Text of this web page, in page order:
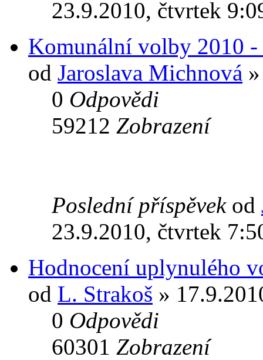
23.9.2010, čtvrtek
Komunální volby 2010 -
od Jaroslava Michnová
0 Odpovědi
59212 Zobrazení
Poslední příspěvek od
23.9.2010, čtvrtek
Hodnocení uplynulého
od L. Strakoš »
0 Odpovědi
60301 Zobrazení